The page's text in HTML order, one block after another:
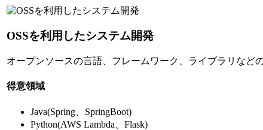
OSSを利用したシステム開発
オープンソースの言語、フレームワーク、ライブラリな
得意領域
Java(Spring、SpringBoot)
Python(AWS Lambda、Flask)